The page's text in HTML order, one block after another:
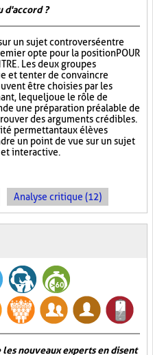
d'accord ?
un sujet controversé entre
opte pour la position POUR
Les deux groupes
et tenter de convaincre
être choisies par les
lequel joue le rôle de
une préparation préalable de
des arguments crédibles.
permettant aux élèves
un point de vue sur un sujet
interactive.
Analyse critique (12)
les nouveaux experts en disent